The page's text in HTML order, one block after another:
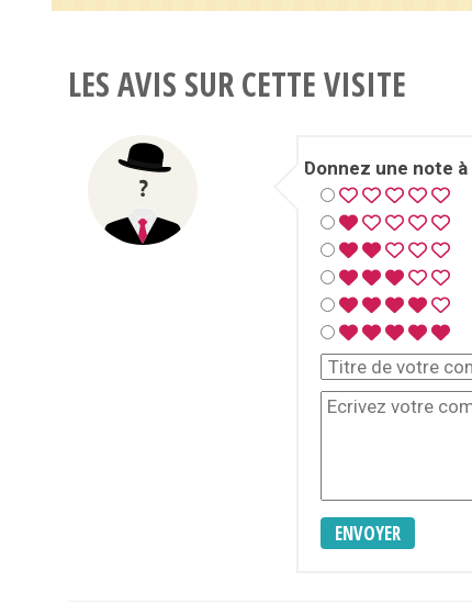
LES AVIS SUR CETTE VISITE
Donnez une note
ENVOYER